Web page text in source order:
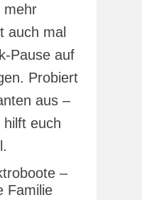
mehr
auch mal
Pause auf
Probiert
aus –
euch
–
Familie